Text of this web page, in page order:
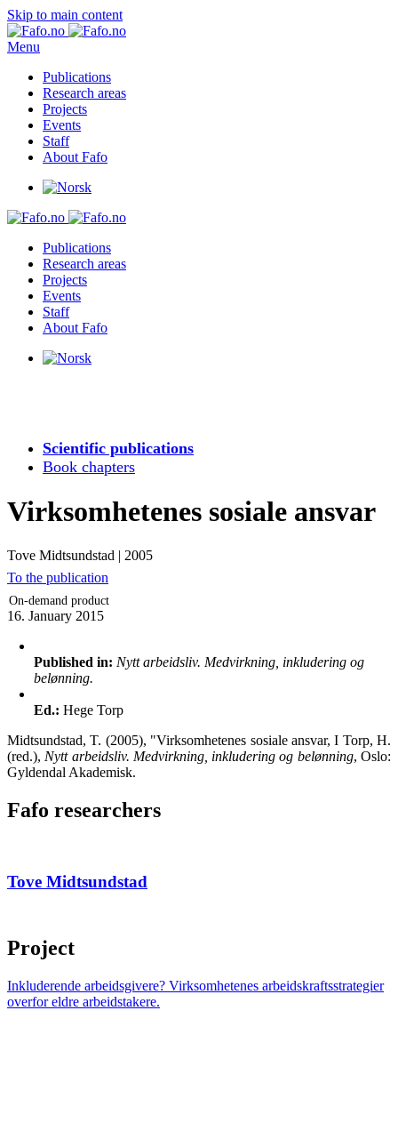
Skip to main content
Menu
Publications
Research areas
Projects
Events
Staff
About Fafo
Publications
Research areas
Projects
Events
Staff
About Fafo
Scientific publications
Book chapters
Virksomhetenes sosiale ansvar
Tove Midtsundstad | 2005
To the publication
On-demand product
16. January 2015
Published in: Nytt arbeidsliv. Medvirkning, inkludering og
belønning.
Ed.: Hege Torp
Midtsundstad, T. (2005), "Virksomhetenes sosiale ansvar, I Torp, H.
(red.), Nytt arbeidsliv. Medvirkning, inkludering og belønning, Oslo:
Gyldendal Akademisk.
Fafo researchers
Tove Midtsundstad
Project
Inkluderende arbeidsgivere? Virksomhetenes arbeidskraftsstrategier
overfor eldre arbeidstakere.